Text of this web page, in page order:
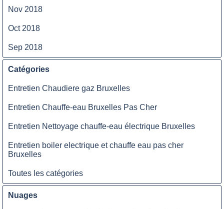
Nov 2018
Oct 2018
Sep 2018
Catégories
Entretien Chaudiere gaz Bruxelles
Entretien Chauffe-eau Bruxelles Pas Cher
Entretien Nettoyage chauffe-eau électrique Bruxelles
Entretien boiler electrique et chauffe eau pas cher
Bruxelles
Toutes les catégories
Nuages